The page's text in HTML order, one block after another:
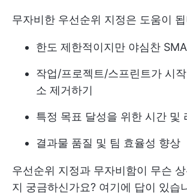
무자비한 우선순위 지정은 도움이
한도 제한적이지만 야심찬
작업/프로젝트/스프린트가 시
소 제거하기
특정 목표 달성을 위한 시간 및
결과물 품질 및 팀 효율성 향상
우선순위 지정과 무자비함이 무슨
지 궁금하신가요? 여기에 답이 있습